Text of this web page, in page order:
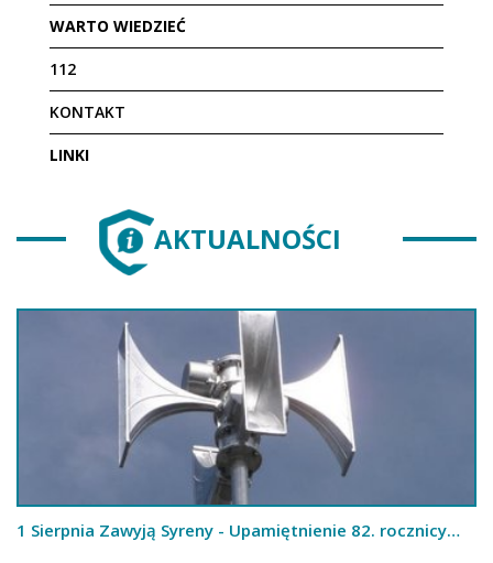
WARTO WIEDZIEĆ
112
KONTAKT
LINKI
AKTUALNOŚCI
1 Sierpnia Zawyją Syreny - Upamiętnienie 82. rocznicy